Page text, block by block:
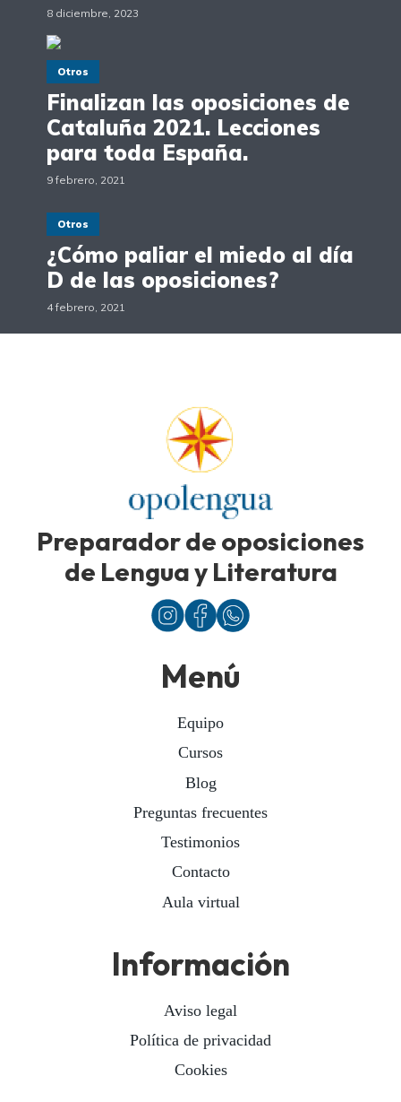
8 diciembre, 2023
Otros
Finalizan las oposiciones de
Cataluña 2021. Lecciones
para toda España.
9 febrero, 2021
Otros
¿Cómo paliar el miedo al día
D de las oposiciones?
4 febrero, 2021
Preparador de oposiciones
de Lengua y Literatura
Menú
Equipo
Cursos
Blog
Preguntas frecuentes
Testimonios
Contacto
Aula virtual
Información
Aviso legal
Política de privacidad
Cookies